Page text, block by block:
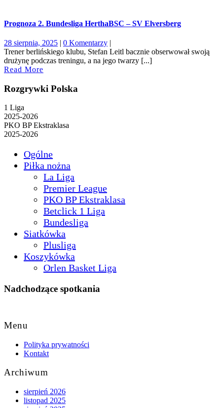
Prognoza 2. Bundesliga HerthaBSC – SV Elversberg
28 sierpnia, 202528
sierpnia,
2025
| 0 Komentarzy |
Trener berlińskiego klubu, Stefan Leitl bacznie obserwował swoją
drużynę podczas treningu, a na jego twarzy [...]
Read More
Rozgrywki Polska
1 Liga
2025-2026
PKO BP Ekstraklasa
2025-2026
Ogólne
Piłka nożna
La Liga
Premier League
PKO BP Ekstraklasa
Betclick 1 Liga
Bundesliga
Siatkówka
Plusliga
Koszykówka
Orlen Basket Liga
Nadchodzące spotkania
to
Top
Menu
Polityka prywatności
Kontakt
Archiwum
sierpień 2026
listopad 2025